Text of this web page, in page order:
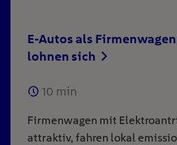
E-Autos als
lohnen sich
10 min
Firmenwagen mit
attraktiv, fahren lokal